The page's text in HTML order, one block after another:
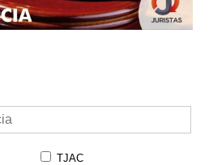
TJAC